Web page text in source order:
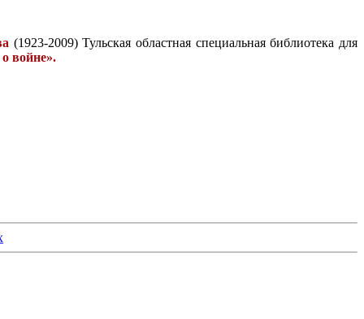
(1923-2009) Тульская областная специальная библиотека для
войне».